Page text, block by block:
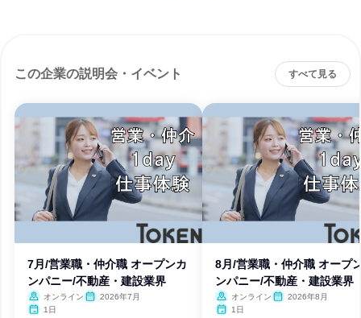
この企業の説明会・イベント すべて見る
7月/営業職・仲介職 オープンカ
ンパニー/不動産・建設業界
オンライン
2026年7月
1日
8月/営業職・仲介職 オープ
ンパニー/不動産・建設業界
オンライン
2026年8月
1日